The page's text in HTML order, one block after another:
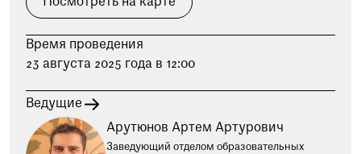
Пройти опрос
Время проведения
23 августа 2025 года в 12:00
Ведущие
Арутюнов Артем Артурович
Заведующий отделом образовательных